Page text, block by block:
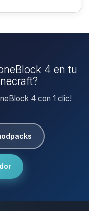
4 en tu
4 con 1 clic!